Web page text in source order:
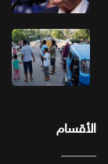
الأقسام